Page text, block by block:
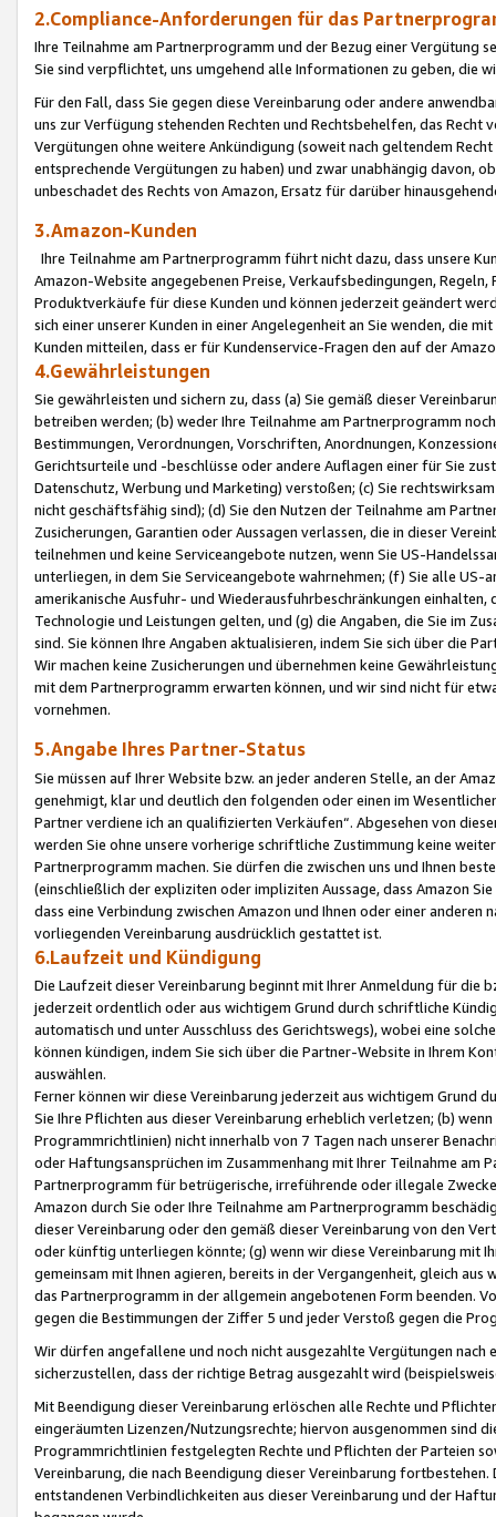
2.Compliance-Anforderungen für das
Ihre Teilnahme am Partnerprogramm und der Bezug einer Vergütung
Sie sind verpflichtet, uns umgehend alle Informationen zu geben, die
Für den Fall, dass Sie gegen diese Vereinbarung oder andere
uns zur Verfügung stehenden Rechten und Rechtsbehelfen, das
Vergütungen ohne weitere Ankündigung (soweit nach geltendem
entsprechende Vergütungen zu haben) und zwar unabhängig davon,
unbeschadet des Rechts von Amazon, Ersatz für darüber
3.Amazon-Kunden
Ihre Teilnahme am Partnerprogramm führt nicht dazu, dass unsere
Amazon-Website angegebenen Preise, Verkaufsbedingungen,
Produktverkäufe für diese Kunden und können jederzeit geändert
sich einer unserer Kunden in einer Angelegenheit an Sie wenden, die
Kunden mitteilen, dass er für Kundenservice-Fragen den auf der
4.Gewährleistungen
Sie gewährleisten und sichern zu, dass (a) Sie gemäß dieser
betreiben werden; (b) weder Ihre Teilnahme am Partnerprogramm
Bestimmungen, Verordnungen, Vorschriften, Anordnungen,
Gerichtsurteile und -beschlüsse oder andere Auflagen einer für Sie
Datenschutz, Werbung und Marketing) verstoßen; (c) Sie
nicht geschäftsfähig sind); (d) Sie den Nutzen der Teilnahme am
Zusicherungen, Garantien oder Aussagen verlassen, die in dieser
teilnehmen und keine Serviceangebote nutzen, wenn Sie US-
unterliegen, in dem Sie Serviceangebote wahrnehmen; (f) Sie alle
amerikanische Ausfuhr- und Wiederausfuhrbeschränkungen
Technologie und Leistungen gelten, und (g) die Angaben, die Sie im
sind. Sie können Ihre Angaben aktualisieren, indem Sie sich über die
Wir machen keine Zusicherungen und übernehmen keine
mit dem Partnerprogramm erwarten können, und wir sind nicht für
vornehmen.
5.Angabe Ihres Partner-Status
Sie müssen auf Ihrer Website bzw. an jeder anderen Stelle, an der
genehmigt, klar und deutlich den folgenden oder einen im
Partner verdiene ich an qualifizierten Verkäufen“. Abgesehen von
werden Sie ohne unsere vorherige schriftliche Zustimmung keine
Partnerprogramm machen. Sie dürfen die zwischen uns und Ihnen
(einschließlich der expliziten oder impliziten Aussage, dass Amazon
dass eine Verbindung zwischen Amazon und Ihnen oder einer
vorliegenden Vereinbarung ausdrücklich gestattet ist.
6.Laufzeit und Kündigung
Die Laufzeit dieser Vereinbarung beginnt mit Ihrer Anmeldung für die
jederzeit ordentlich oder aus wichtigem Grund durch schriftliche
automatisch und unter Ausschluss des Gerichtswegs), wobei eine
können kündigen, indem Sie sich über die Partner-Website in Ihrem
auswählen.
Ferner können wir diese Vereinbarung jederzeit aus wichtigem Grund
Sie Ihre Pflichten aus dieser Vereinbarung erheblich verletzen; (b)
Programmrichtlinien) nicht innerhalb von 7 Tagen nach unserer
oder Haftungsansprüchen im Zusammenhang mit Ihrer Teilnahme am
Partnerprogramm für betrügerische, irreführende oder illegale
Amazon durch Sie oder Ihre Teilnahme am Partnerprogramm
dieser Vereinbarung oder den gemäß dieser Vereinbarung von den
oder künftig unterliegen könnte; (g) wenn wir diese Vereinbarung mit
gemeinsam mit Ihnen agieren, bereits in der Vergangenheit, gleich
das Partnerprogramm in der allgemein angebotenen Form beenden.
gegen die Bestimmungen der Ziffer 5 und jeder Verstoß gegen die
Wir dürfen angefallene und noch nicht ausgezahlte Vergütungen
sicherzustellen, dass der richtige Betrag ausgezahlt wird
Mit Beendigung dieser Vereinbarung erlöschen alle Rechte und
eingeräumten Lizenzen/Nutzungsrechte; hiervon ausgenommen sind
Programmrichtlinien festgelegten Rechte und Pflichten der Parteien
Vereinbarung, die nach Beendigung dieser Vereinbarung
entstandenen Verbindlichkeiten aus dieser Vereinbarung und der